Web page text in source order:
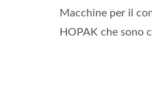
Macchine per il
HOPAK che sono